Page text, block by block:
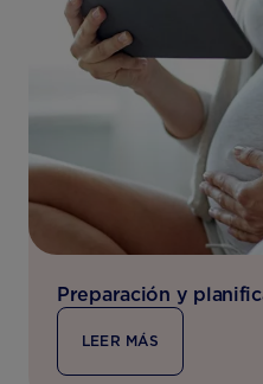
Preparación y
LEER MÁS